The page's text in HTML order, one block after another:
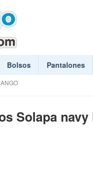
Bolsos Pantalones
Solapa navy